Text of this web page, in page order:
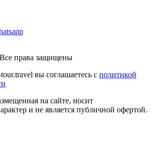
права защищены
вы соглашаетесь с политикой
на сайте, носит
и не является публичной офертой.